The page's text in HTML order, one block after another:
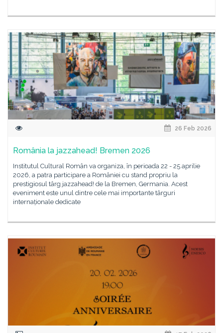
26 Feb 2026
România la jazzahead! Bremen 2026
Institutul Cultural Român va organiza, în perioada 22 - 25 aprilie
2026, a patra participare a României cu stand propriu la
prestigiosul târg jazzahead! de la Bremen, Germania. Acest
eveniment este unul dintre cele mai importante târguri
internaționale dedicate